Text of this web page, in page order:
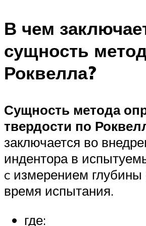
В чем
сущность
Роквелла?
Сущность метода
твердости по
заключается во
индентора в
c измерением глубины
время испытания.
где: